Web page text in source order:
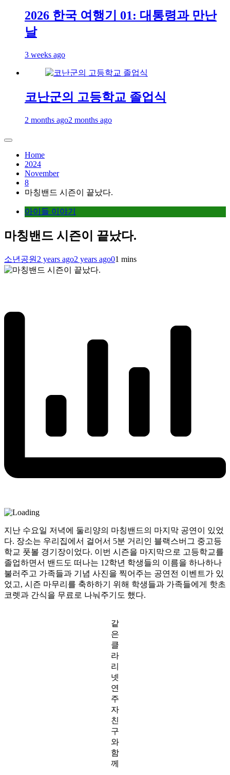
2026 한국 여행기 01: 대통령과 만난
날
3 weeks ago
코난군의 고등학교 졸업식
2 months ago2 months ago
Home
2024
November
8
마칭밴드 시즌이 끝났다.
아이들 이야기
마칭밴드 시즌이 끝났다.
소년공원 2 years ago2 years ago01 mins
지난 수요일 저녁에 둘리양의 마칭밴드의 마지막 공연이 있었
다. 장소는 우리집에서 걸어서 5분 거리인 블랙스버그 중고등
학교 풋볼 경기장이었다. 이번 시즌을 마지막으로 고등학교를
졸업하면서 밴드도 떠나는 12학년 학생들의 이름을 하나하나
불러주고 가족들과 기념 사진을 찍어주는 공연전 이벤트가 있
었고, 시즌 마무리를 축하하기 위해 학생들과 가족들에게 핫초
코렛과 간식을 무료로 나눠주기도 했다.
같
은
클
라
리
넷
연
주
자
친
구
와
함
께